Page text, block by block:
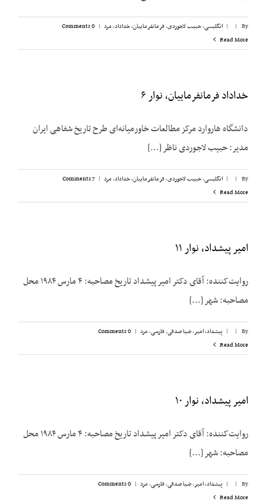
By
|
| انگلیسی,حبیب لاجوردی,فرمانفرماییان، خداداد,مرد |
0 Comments
Read More
خداداد فرمانفرماییان، نوار ۶
دانشگاه هاروارد مرکز مطالعات خاورمیانه‌ای طرح تاریخ شفاهی ایران
مدیر: حبیب لاجوردی ناظر [...]
By
|
| انگلیسی,حبیب لاجوردی,فرمانفرماییان، خداداد,مرد |
7 Comments
Read More
امیر پیشداد، نوار ۱۱
روایت‌کننده: آقای دکتر امیر پیشداد تاریخ مصاحبه: ۴ مارس ۱۹۸۴ محل
مصاحبه: شهر [...]
By
|
| پیشداد، امیر,ضیا صدقی,فارسی,مرد |
0 Comments
Read More
امیر پیشداد، نوار ۱۰
روایت‌کننده: آقای دکتر امیر پیشداد تاریخ مصاحبه: ۴ مارس ۱۹۸۴ محل
مصاحبه: شهر [...]
By
|
| پیشداد، امیر,ضیا صدقی,فارسی,مرد |
0 Comments
Read More